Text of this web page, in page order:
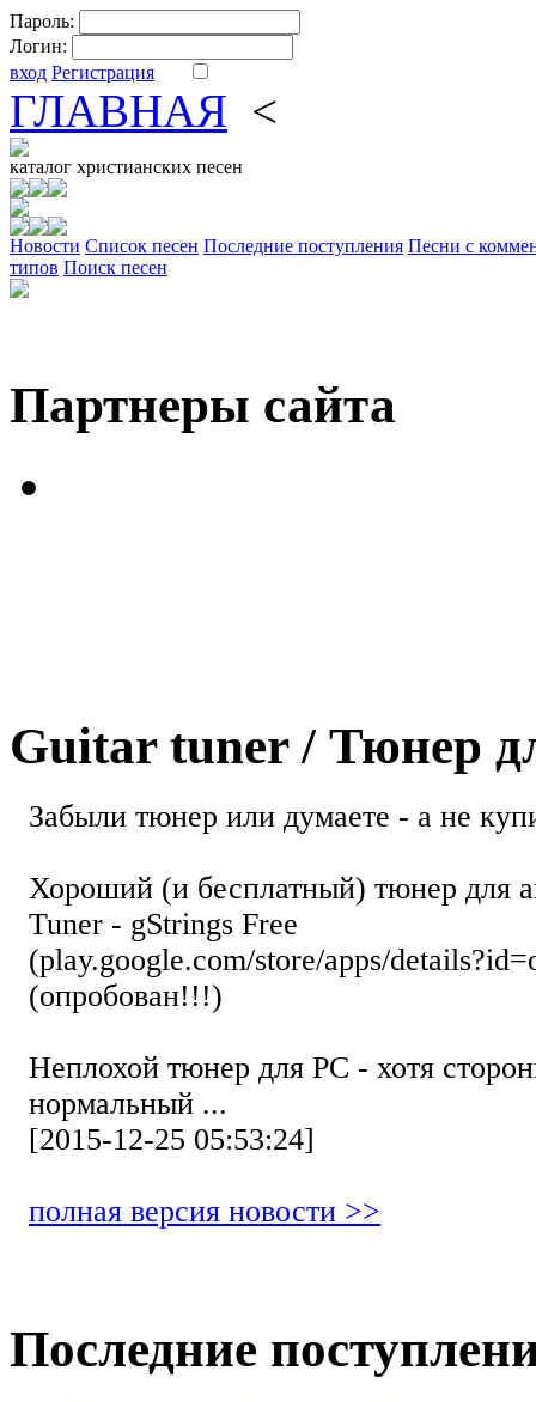
Пароль:
Логин:
вход Регистрация
ГЛАВНАЯ <
каталог христианских песен
Новости Cписок песен Последние поступления Песни с
типов Поиск песен
Партнеры сайта
Guitar tuner / Тюнер
Забыли тюнер или думаете - а не
Хороший (и бесплатный) тюнер для
Tuner - gStrings Free
(play.google.com/store/apps/
(опробован!!!)
Неплохой тюнер для РС - хотя
нормальный ...
[2015-12-25 05:53:24]
полная версия новости >>
Последние